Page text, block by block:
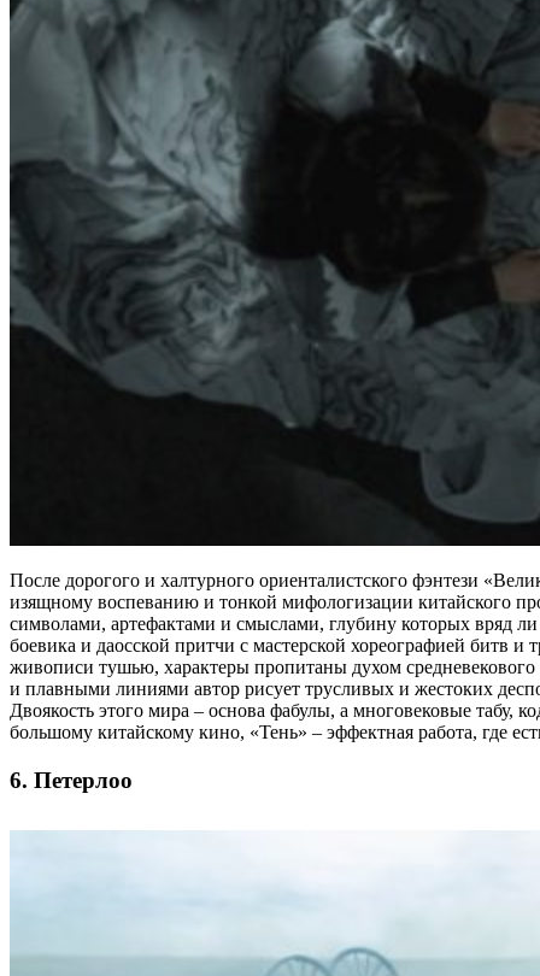
После дорогого и халтурного ориенталистского фэнтези
изящному воспеванию и тонкой мифологизации китайского
символами, артефактами и смыслами, глубину которых вряд
боевика и даосской притчи c мастерской хореографией битв
живописи тушью, характеры пропитаны духом
и плавными линиями автор рисует трусливых и жестоких
Двоякость этого мира – основа фабулы, а многовековые табу,
большому китайскому кино, «Тень» – эффектная работа, где
6. Петерлоо